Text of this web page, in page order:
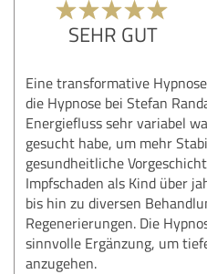
SEHR GUT
Eine transformative
die Hypnose bei Stefan
Energiefluss sehr variabel
gesucht habe, um mehr
gesundheitliche
Impfschaden als Kind über
bis hin zu diversen
Regenerierungen. Die
sinnvolle Ergänzung, um
anzugehen.